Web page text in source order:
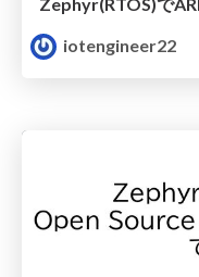
iotengineer22